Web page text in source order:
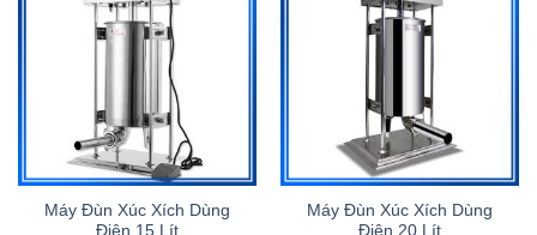
Máy Đùn Xúc Xích Dùng
Điện 15 Lít
Máy Đùn Xúc Xích Dùng
Điện 20 Lít